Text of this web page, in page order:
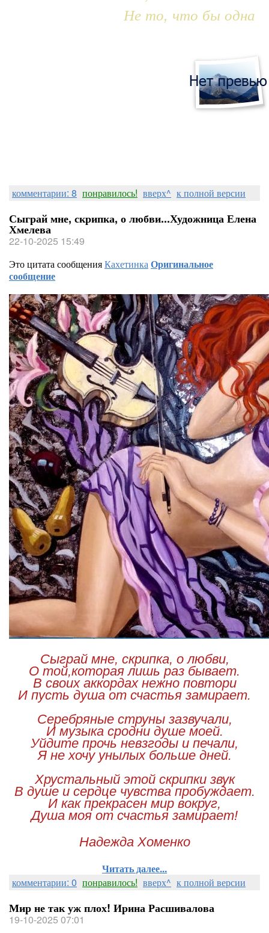
Не то, что бы одна
комментарии: 8 понравилось! вверх^ к полной версии
Сыграй мне, скрипка, о любви...Художница Елена
Хмелева
22-10-2025 15:49
Это цитата сообщенияКахетинкаОригинальное
сообщение
Сыграй мне, скрипка, о любви,
О той,которая лишь раз бывает.
В своих аккордах нежно повтори
И пусть душа от счастья замирает.
Серебряные струны зазвучали,
И музыка сродни душе моей.
Уйдите прочь невзгоды и печали,
Я не хочу унылых больше дней.
Хрустальный этой скрипки звук
В душе и сердце чувства пробуждает.
И как прекрасен мир вокруг,
Душа моя от счастья замирает!
Надежда Хоменко
Читать далее...
комментарии: 0 понравилось! вверх^ к полной версии
Мир не так уж плох! Ирина Расшивалова
19-10-2025 07:01